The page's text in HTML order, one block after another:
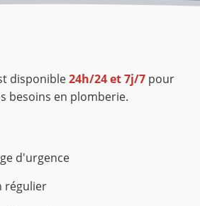
disponible24h/24 et 7j/7 pour
besoins en plomberie.
d'urgence
régulier